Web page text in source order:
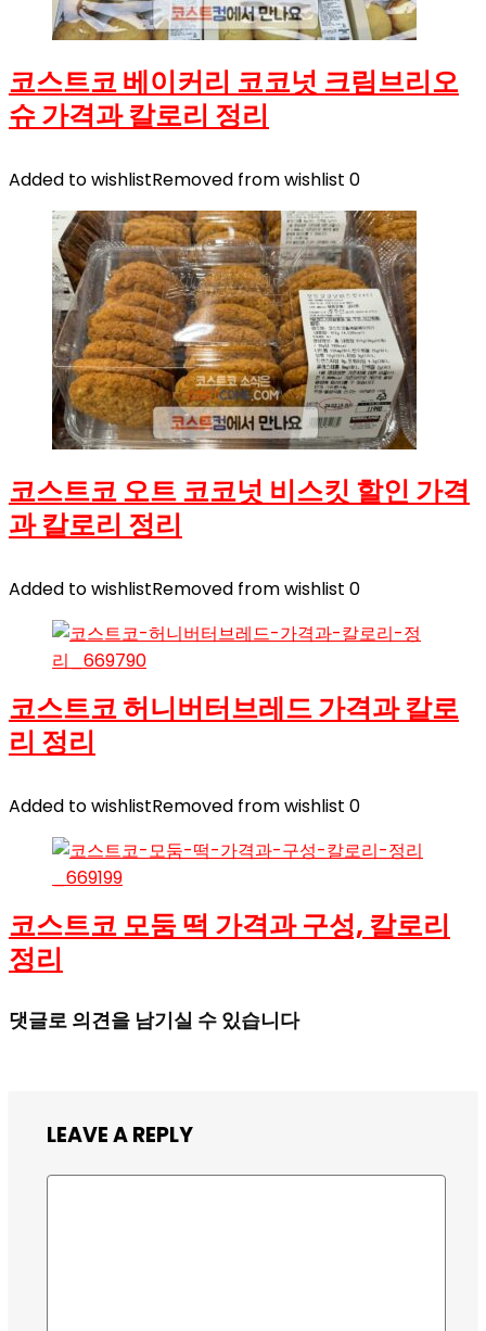
코스트코 베이커리 코코넛 크림브리오
슈 가격과 칼로리 정리
Added to wishlistRemoved from wishlist 0
코스트코 오트 코코넛 비스킷 할인 가격
과 칼로리 정리
Added to wishlistRemoved from wishlist 0
코스트코 허니버터브레드 가격과 칼로
리 정리
Added to wishlistRemoved from wishlist 0
코스트코 모둠 떡 가격과 구성, 칼로리
정리
댓글로 의견을 남기실 수 있습니다
LEAVE A REPLY